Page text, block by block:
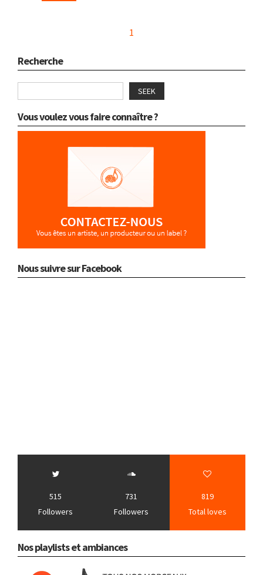
1
Recherche
SEEK
Vous voulez vous faire connaître ?
Nous suivre sur Facebook
515
Followers
731
Followers
819
Total loves
Nos playlists et ambiances